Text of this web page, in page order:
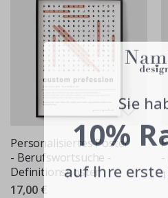
Personalisiertes Poster
- Berufswortsuche -
Definitionsposter
17,00 €
Sie
10%
auf Ihre erste